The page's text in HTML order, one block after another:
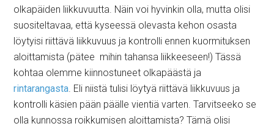
olkapäiden liikkuvuutta. Näin voi hyvinkin olla, mutta olisi
suositeltavaa, että kyseessä olevasta kehon osasta
löytyisi riittävä liikkuvuus ja kontrolli ennen kuormituksen
aloittamista (pätee mihin tahansa liikkeeseen!) Tässä
kohtaa olemme kiinnostuneet olkapäästä ja
rintarangasta. Eli niistä tulisi löytyä riittävä liikkuvuus ja
kontrolli käsien pään päälle vientiä varten. Tarvitseeko se
olla kunnossa roikkumisen aloittamista? Tämä olisi